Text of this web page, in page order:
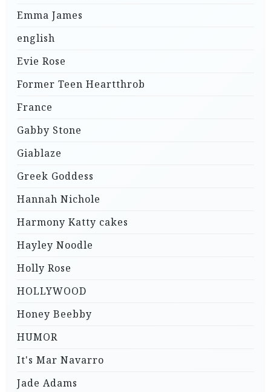
Emma James
english
Evie Rose
Former Teen Heartthrob
France
Gabby Stone
Giablaze
Greek Goddess
Hannah Nichole
Harmony Katty cakes
Hayley Noodle
Holly Rose
HOLLYWOOD
Honey Beebby
HUMOR
It's Mar Navarro
Jade Adams